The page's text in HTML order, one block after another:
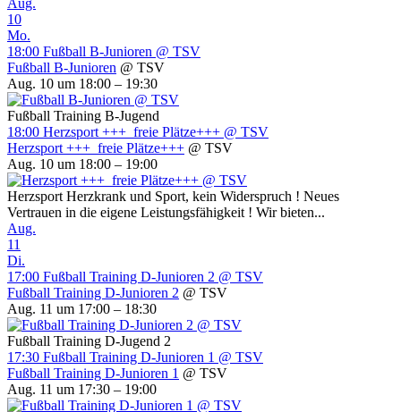
10
Mo.
18:00 Fußball B-Junioren @ TSV
Fußball B-Junioren @ TSV
Aug. 10 um 18:00 – 19:30
Fußball Training B-Jugend
18:00 Herzsport +++ freie Plätze+++ @ TSV
Herzsport +++ freie Plätze+++ @ TSV
Aug. 10 um 18:00 – 19:00
Herzsport Herzkrank und Sport, kein Widerspruch ! Neues
Vertrauen in die eigene Leistungsfähigkeit ! Wir bieten...
Aug.
11
Di.
17:00 Fußball Training D-Junioren 2 @ TSV
Fußball Training D-Junioren 2 @ TSV
Aug. 11 um 17:00 – 18:30
Fußball Training D-Jugend 2
17:30 Fußball Training D-Junioren 1 @ TSV
Fußball Training D-Junioren 1 @ TSV
Aug. 11 um 17:30 – 19:00